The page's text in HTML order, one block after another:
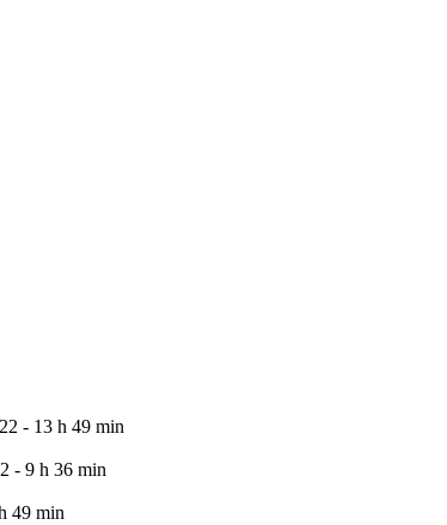
- 13 h 49 min
- 9 h 36 min
49 min